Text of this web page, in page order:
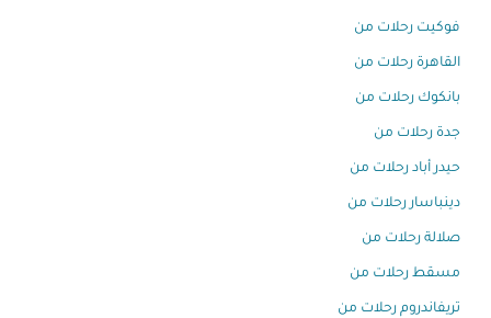
فوكيت رحلات من
القاهرة رحلات من
بانكوك رحلات من
جدة رحلات من
حيدر أباد رحلات من
دينباسار رحلات من
صلالة رحلات من
مسقط رحلات من
تريفاندروم رحلات من